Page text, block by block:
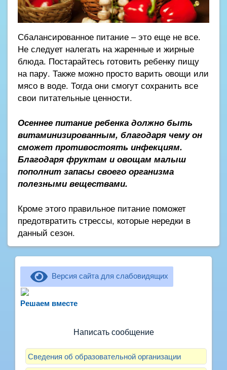
Сбалансированное питание – это еще не все.
Не следует налегать на жаренные и жирные
блюда. Постарайтесь готовить ребенку пищу
на пару. Также можно просто варить овощи или
мясо в воде. Тогда они смогут сохранить все
свои питательные ценности.
Осеннее питание ребенка должно быть
витаминизированным, благодаря чему он
сможет противостоять инфекциям.
Благодаря фруктам и овощам малыш
пополнит запасы своего организма
полезными веществами.
Кроме этого правильное питание поможет
предотвратить стрессы, которые нередки в
данный сезон.
Версия сайта для слабовидящих
Решаем вместерассказать о воспитателях? Знаете, как
Написать сообщение
Сведения об образовательной организации